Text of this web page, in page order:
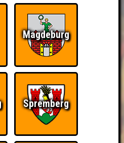
Magdeburg
Spremberg